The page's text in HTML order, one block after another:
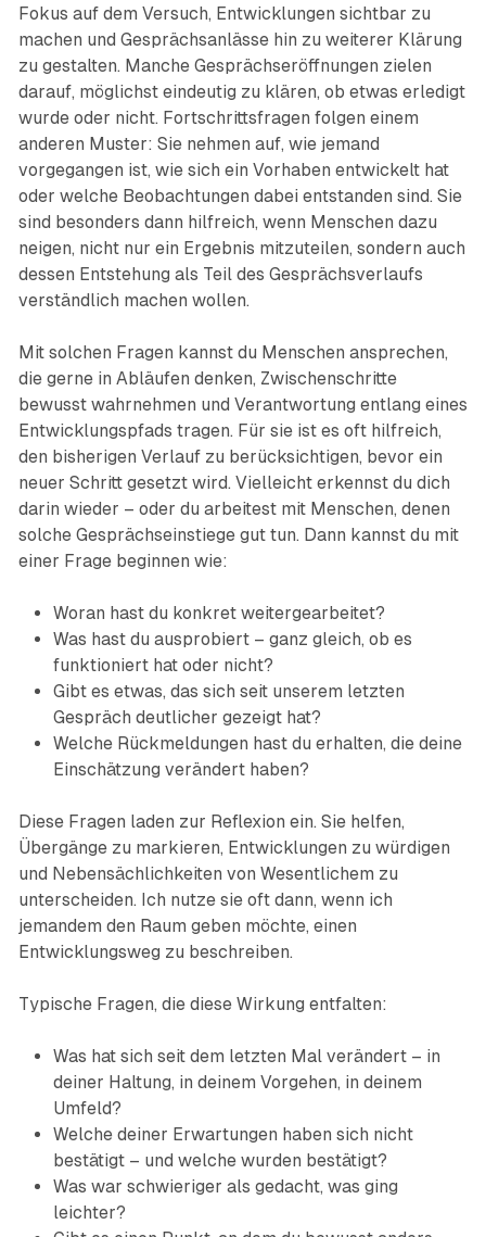
Fokus auf dem Versuch, Entwicklungen sichtbar zu
machen und Gesprächsanlässe hin zu weiterer Klärung
zu gestalten. Manche Gesprächseröffnungen zielen
darauf, möglichst eindeutig zu klären, ob etwas erledigt
wurde oder nicht. Fortschrittsfragen folgen einem
anderen Muster: Sie nehmen auf, wie jemand
vorgegangen ist, wie sich ein Vorhaben entwickelt hat
oder welche Beobachtungen dabei entstanden sind. Sie
sind besonders dann hilfreich, wenn Menschen dazu
neigen, nicht nur ein Ergebnis mitzuteilen, sondern auch
dessen Entstehung als Teil des Gesprächsverlaufs
verständlich machen wollen.
Mit solchen Fragen kannst du Menschen ansprechen,
die gerne in Abläufen denken, Zwischenschritte
bewusst wahrnehmen und Verantwortung entlang eines
Entwicklungspfads tragen. Für sie ist es oft hilfreich,
den bisherigen Verlauf zu berücksichtigen, bevor ein
neuer Schritt gesetzt wird. Vielleicht erkennst du dich
darin wieder – oder du arbeitest mit Menschen, denen
solche Gesprächseinstiege gut tun. Dann kannst du mit
einer Frage beginnen wie:
Woran hast du konkret weitergearbeitet?
Was hast du ausprobiert – ganz gleich, ob es
funktioniert hat oder nicht?
Gibt es etwas, das sich seit unserem letzten
Gespräch deutlicher gezeigt hat?
Welche Rückmeldungen hast du erhalten, die deine
Einschätzung verändert haben?
Diese Fragen laden zur Reflexion ein. Sie helfen,
Übergänge zu markieren, Entwicklungen zu würdigen
und Nebensächlichkeiten von Wesentlichem zu
unterscheiden. Ich nutze sie oft dann, wenn ich
jemandem den Raum geben möchte, einen
Entwicklungsweg zu beschreiben.
Typische Fragen, die diese Wirkung entfalten:
Was hat sich seit dem letzten Mal verändert – in
deiner Haltung, in deinem Vorgehen, in deinem
Umfeld?
Welche deiner Erwartungen haben sich nicht
bestätigt – und welche wurden bestätigt?
Was war schwieriger als gedacht, was ging
leichter?